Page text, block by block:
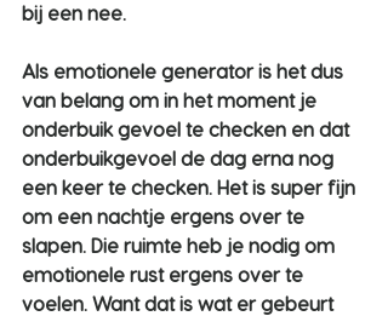
bij een nee.
Als emotionele generator is het dus
van belang om in het moment je
onderbuik gevoel te checken en dat
onderbuikgevoel de dag erna nog
een keer te checken. Het is super fijn
om een nachtje ergens over te
slapen. Die ruimte heb je nodig om
emotionele rust ergens over te
voelen. Want dat is wat er gebeurt